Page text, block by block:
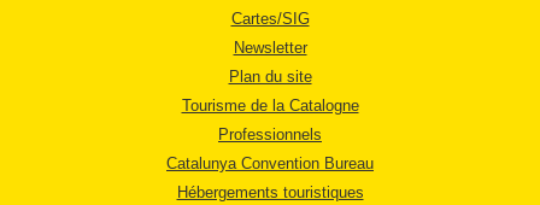
Cartes/SIG
Newsletter
Plan du site
Tourisme de la Catalogne
Professionnels
Catalunya Convention Bureau
Hébergements touristiques